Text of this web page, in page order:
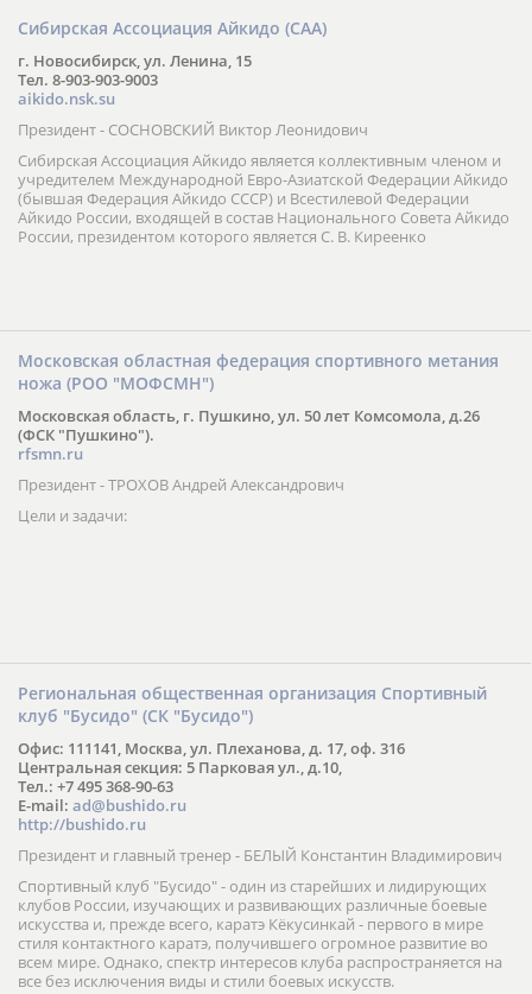
Сибирская Ассоциация Айкидо (САА)
г. Новосибирск, ул. Ленина, 15
Тел. 8-903-903-9003
aikido.nsk.su
Президент - СОСНОВСКИЙ Виктор Леонидович
Сибирская Ассоциация Айкидо является коллективным членом и
учредителем Международной Евро-Азиатской Федерации Айкидо
(бывшая Федерация Айкидо СССР) и Всестилевой Федерации
Айкидо России, входящей в состав Национального Совета Айкидо
России, президентом которого является С. В. Киреенко
Московская областная федерация спортивного метания
ножа (РОО "МОФСМН")
Московская область, г. Пушкино, ул. 50 лет Комсомола, д.26
(ФСК "Пушкино").
rfsmn.ru
Президент - ТРОХОВ Андрей Александрович
Цели и задачи:
Региональная общественная организация Спортивный
клуб "Бусидо" (СК "Бусидо")
Офис: 111141, Москва, ул. Плеханова, д. 17, оф. 316
Центральная секция: 5 Парковая ул., д.10,
Тел.: +7 495 368-90-63
E-mail: ad@bushido.ru
http://bushido.ru
Президент и главный тренер - БЕЛЫЙ Константин Владимирович
Спортивный клуб "Бусидо" - один из старейших и лидирующих
клубов России, изучающих и развивающих различные боевые
искусства и, прежде всего, каратэ Кёкусинкай - первого в мире
стиля контактного каратэ, получившего огромное развитие во
всем мире. Однако, спектр интересов клуба распространяется на
все без исключения виды и стили боевых искусств.